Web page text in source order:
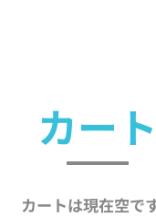
カート
カートは現在空です